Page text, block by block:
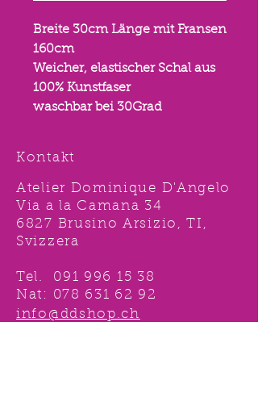
Breite 30cm Länge mit Fransen
160cm
Weicher, elastischer Schal aus
100% Kunstfaser
waschbar bei 30Grad
Kontakt
Atelier Dominique D'Angelo
Via a la Camana 34
6827 Brusino Arsizio, TI,
Svizzera
Tel. 091 996 15 38
Nat: 078 631 62 92
info@ddshop.ch